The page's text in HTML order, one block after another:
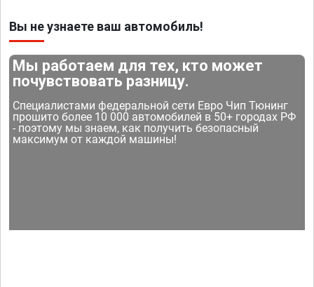
Вы не узнаете ваш автомобиль!
Мы работаем для тех, кто может
почувствовать разницу.
Специалистами федеральной сети Евро Чип Тюнинг
прошито более 10 000 автомобилей в 50+ городах РФ
- поэтому мы знаем, как получить безопасный
максимум от каждой машины!